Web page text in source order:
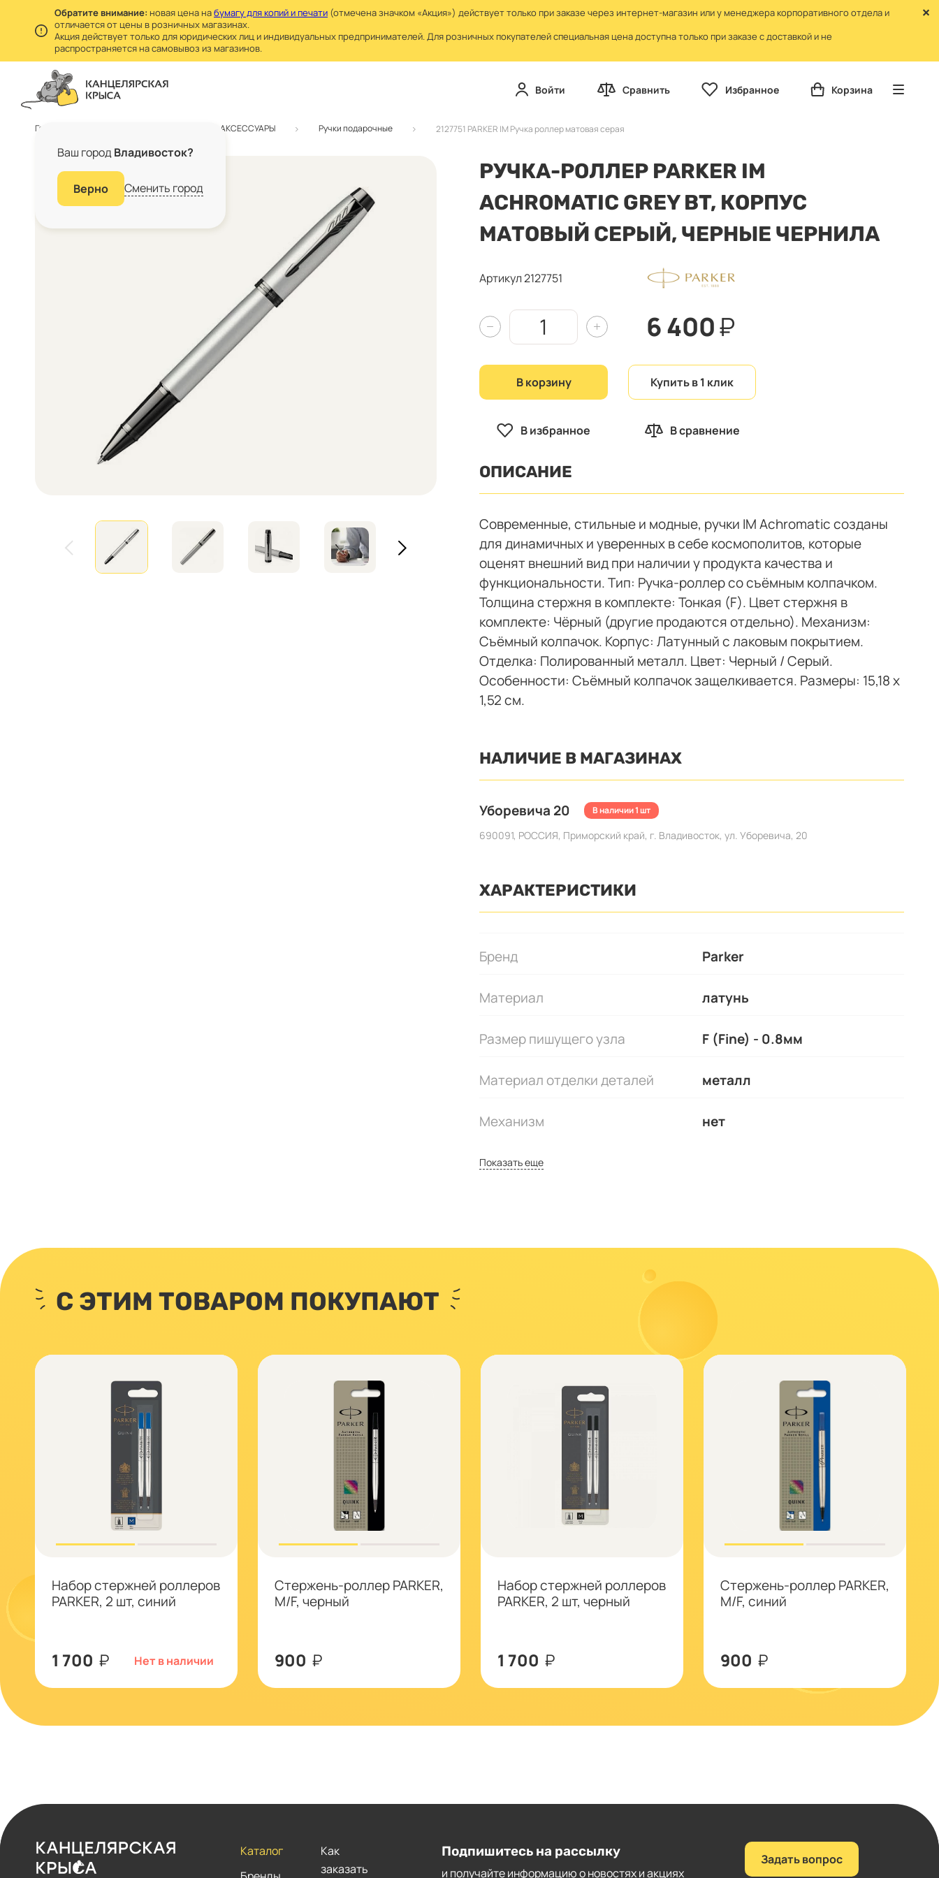
Обратите внимание: новая цена набумагу для копий и печати (отмечена значком «Акция») действует только при заказе через интернет-магазин или у менеджера корпоративного отдела и
отличается от цены в розничных магазинах.
Акция действует только для юридических лиц и индивидуальных предпринимателей. Для розничных покупателей специальная цена доступна только при заказе с доставкой и не
распространяется на самовывоз из магазинов.
Ваш город Владивосток?
Верно Сменить город
Войти Сравнить Избранное Корзина
Главная БИЗНЕС АКСЕССУАРЫ Ручки подарочные 2127751 PARKER IM Ручка роллер матовая серая
РУЧКА-РОЛЛЕР PARKER IM
ACHROMATIC GREY BT, КОРПУС
МАТОВЫЙ СЕРЫЙ, ЧЕРНЫЕ ЧЕРНИЛА
Артикул 2127751
6 400₽
В корзину Купить в 1 клик
В избранное В сравнение
ОПИСАНИЕ
Современные, стильные и модные, ручки IM Achromatic созданы
для динамичных и уверенных в себе космополитов, которые
оценят внешний вид при наличии у продукта качества и
функциональности. Тип: Ручка-роллер со съёмным колпачком.
Толщина стержня в комплекте: Тонкая (F). Цвет стержня в
комплекте: Чёрный (другие продаются отдельно). Механизм:
Съёмный колпачок. Корпус: Латунный с лаковым покрытием.
Отделка: Полированный металл. Цвет: Черный / Серый.
Особенности: Съёмный колпачок защелкивается. Размеры: 15,18 х
1,52 см.
НАЛИЧИЕ В МАГАЗИНАХ
Уборевича 20 В наличии 1 шт
690091, РОССИЯ, Приморский край, г. Владивосток, ул. Уборевича, 20
ХАРАКТЕРИСТИКИ
Бренд Parker
Материал латунь
Размер пишущего узла F (Fine) - 0.8мм
Материал отделки деталей металл
Механизм нет
Показать еще
С ЭТИМ ТОВАРОМ ПОКУПАЮТ
Набор стержней роллеров
PARKER, 2 шт, синий
1 700 ₽ Нет в наличии
Стержень-роллер PARKER,
M/F, черный
900 ₽
Набор стержней роллеров
PARKER, 2 шт, черный
1 700 ₽
Стержень-роллер PARKER,
M/F, синий
900 ₽
Каталог
Как
заказать
Подпишитесь на рассылку
и получайте информацию о новостях и акциях
Задать вопрос